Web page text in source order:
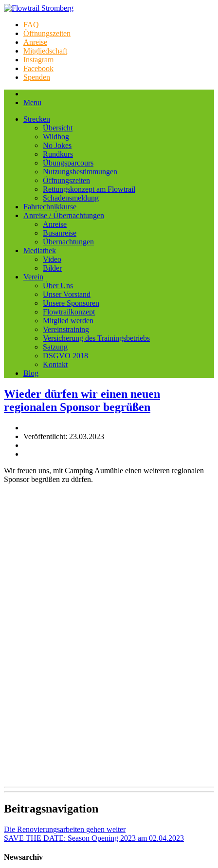
FAQ
Öffnungszeiten
Anreise
Mitgliedschaft
Instagram
Facebook
Spenden
Menu
Strecken
Übersicht
Wildhog
No Jokes
Rundkurs
Übungsparcours
Nutzungsbestimmungen
Öffnungszeiten
Rettungskonzept am Flowtrail
Schadensmeldung
Fahrtechnikkurse
Anreise / Übernachtungen
Anreise
Busanreise
Übernachtungen
Mediathek
Video
Bilder
Verein
Über Uns
Unser Vorstand
Unsere Sponsoren
Flowtrailkonzept
Mitglied werden
Vereinstraining
Versicherung des Trainingsbetriebs
Satzung
DSGVO 2018
Kontakt
Blog
Wieder dürfen wir einen neuen
regionalen Sponsor begrüßen
Veröffentlicht: 23.03.2023
Wir freuen uns, mit Camping Aumühle einen weiteren regionalen
Sponsor begrüßen zu dürfen.
Beitragsnavigation
Die Renovierungsarbeiten gehen weiter
SAVE THE DATE: Season Opening 2023 am 02.04.2023
Newsarchiv